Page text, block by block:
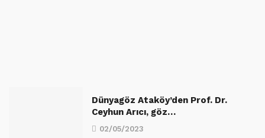
Dünyagöz Ataköy’den Prof. Dr.
Ceyhun Arıcı, göz…
02/05/2023